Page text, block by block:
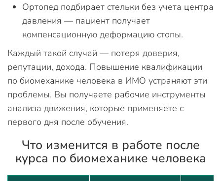
Ортопед подбирает стельки без учета центра
давления — пациент получает
компенсационную деформацию стопы.
Каждый такой случай — потеря доверия,
репутации, дохода. Повышение квалификации
по биомеханике человека в ИМО устраняют эти
проблемы. Вы получаете рабочие инструменты
анализа движения, которые применяете с
первого дня после обучения.
Что изменится в работе после
курса по биомеханике человека